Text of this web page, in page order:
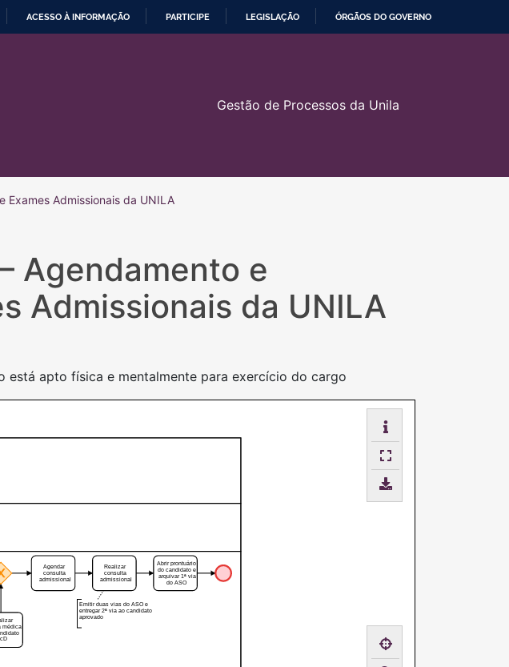
ACESSO À INFORMAÇÃO PARTICIPE LEGISLAÇÃO ÓRGÃOS DO GOVERNO
Gestão de Processos da Unila
Admissionais da UNILA
Agendamento e
Admissionais da UNILA
está apto física e mentalmente para exercício do cargo
Abrir prontuário
do candidato e
arquivar 1ª via
do ASO
Realizar
consulta
admissional
Agendar
consulta
admissional
médica
Emitir duas vias do ASO e
entregar 2ª via ao candidato
aprovado